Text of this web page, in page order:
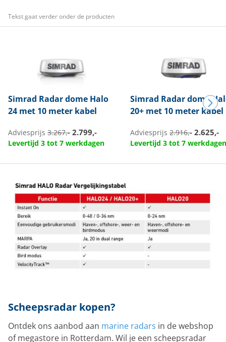
Tekst gaat verder onder de producten
Simrad Radar dome Halo
24 met 10 meter kabel
Adviesprijs 3.267,- 2.799,-
Levertijd 3 tot 7 werkdagen
Simrad Radar dome
20+ met 10 meter kabel
Adviesprijs 2.916,- 2.625,-
Levertijd 3 tot 7 werkdagen
Scheepsradar kopen?
Ontdek ons aanbod aan marine radars in de webshop
of megastore in Rotterdam. Wil je een scheepsradar